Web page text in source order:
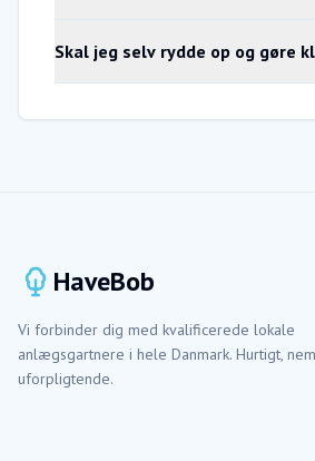
Skal jeg selv rydde op og gøre
HaveBob
Vi forbinder dig med kvalificerede lokale
anlægsgartnere i hele Danmark. Hurtigt,
uforpligtende.